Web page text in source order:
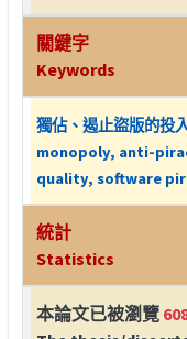
關鍵字
Keywords
獨佔、遏止盜版的投
monopoly, anti-
quality, software
統計
Statistics
本論文已被瀏覽